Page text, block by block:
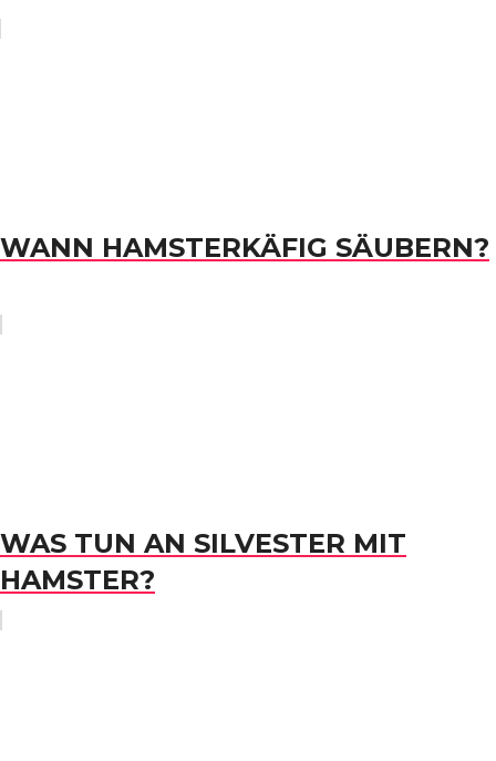
WANN HAMSTERKÄFIG SÄUBERN?
WAS TUN AN SILVESTER MIT
HAMSTER?